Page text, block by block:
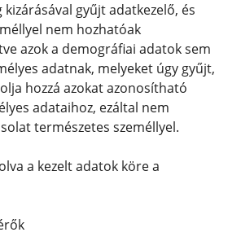
gyűjt adatkezelő, és
nem hozhatóak
azok a demográfiai adatok sem
adatnak, melyeket úgy gyűjt,
hozzá azokat azonosítható
adataihoz, ezáltal nem
természetes személlyel.
a kezelt adatok köre a